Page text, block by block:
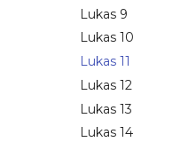
Lukas 9
Lukas 10
Lukas 11
Lukas 12
Lukas 13
Lukas 14